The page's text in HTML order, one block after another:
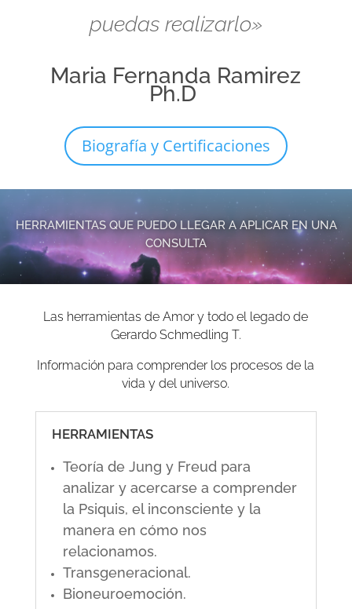
puedas realizarlo»
Maria Fernanda Ramirez
Ph.D
Biografía y Certificaciones
HERRAMIENTAS QUE PUEDO LLEGAR A APLICAR EN UNA
CONSULTA
Las herramientas de Amor y todo el legado de
Gerardo Schmedling T.
Información para comprender los procesos de la
vida y del universo.
HERRAMIENTAS
Teoría de Jung y Freud para
analizar y acercarse a comprender
la Psiquis, el inconsciente y la
manera en cómo nos
relacionamos.
Transgeneracional.
Bioneuroemoción.